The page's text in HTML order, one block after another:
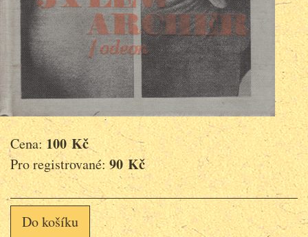
Cena:100 Kč
Pro registrované:90 Kč
Do košíku